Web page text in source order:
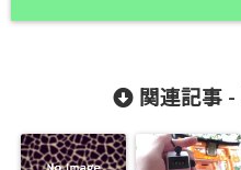
関連記事 -